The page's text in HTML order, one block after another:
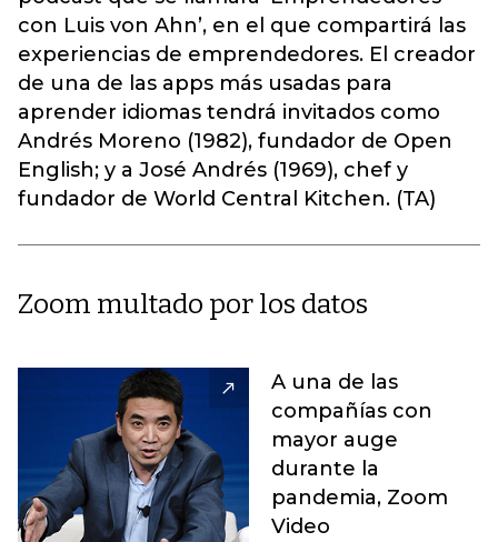
con Luis von Ahn’, en el que compartirá las
experiencias de emprendedores. El creador
de una de las apps más usadas para
aprender idiomas tendrá invitados como
Andrés Moreno (1982), fundador de Open
English; y a José Andrés (1969), chef y
fundador de World Central Kitchen. (TA)
Zoom multado por los datos
A una de las
compañías con
mayor auge
durante la
pandemia, Zoom
Video